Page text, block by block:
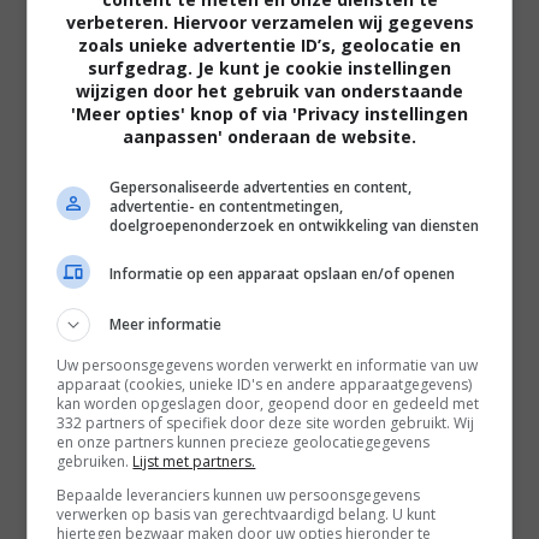
Filmtotaal
Recensie
Regie: Andy Tennant | Scenario:
Brunstetter, Andy Tennant en Rick Parks
Katie Holmes (Miranda Wells), Josh Lucas (Bray
Johnson), Jerry O'Connell (Tucker), Celia
Weston (Bobby), Sarah Hoffmeister (Missy
Wells), Aidan Pierce Brennan (Greg Wells), Chloe
Lee (Bess Wells), Katrina Begin (Jennifer), e.a. |
Speelduur:107 minuten |Jaar:2020
verbeteren. Hiervoor verzamelen wij gegevens
zoals unieke advertentie ID’s, geolocatie en
surfgedrag. Je kunt je cookie instellingen
wijzigen door het gebruik van onderstaande
'Meer opties' knop of via 'Privacy instellingen
aanpassen' onderaan de website.
Gepersonaliseerde advertenties en content,
advertentie- en contentmetingen,
doelgroepenonderzoek en ontwikkeling van diensten
Informatie op een apparaat opslaan en/of openen
Meer informatie
Uw persoonsgegevens worden verwerkt en informatie van uw
apparaat (cookies, unieke ID's en andere apparaatgegevens)
kan worden opgeslagen door, geopend door en gedeeld met
332 partners of specifiek door deze site worden gebruikt. Wij
en onze partners kunnen precieze geolocatiegegevens
gebruiken. Lijst met partners.
Bepaalde leveranciers kunnen uw persoonsgegevens
verwerken op basis van gerechtvaardigd belang. U kunt
hiertegen bezwaar maken door uw opties hieronder te